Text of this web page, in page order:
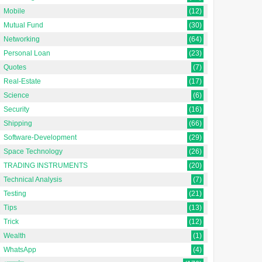
Mobile
(12)
Mutual Fund
(30)
Networking
(64)
Personal Loan
(23)
Quotes
(7)
Real-Estate
(17)
Science
(6)
Security
(16)
Shipping
(66)
Software-Development
(29)
Space Technology
(26)
TRADING INSTRUMENTS
(20)
Technical Analysis
(7)
Testing
(21)
Tips
(13)
Trick
(12)
Wealth
(1)
WhatsApp
(4)